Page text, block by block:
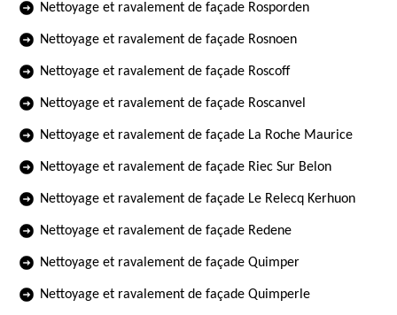
Nettoyage et ravalement de façade Rosporden
Nettoyage et ravalement de façade Rosnoen
Nettoyage et ravalement de façade Roscoff
Nettoyage et ravalement de façade Roscanvel
Nettoyage et ravalement de façade La Roche Maurice
Nettoyage et ravalement de façade Riec Sur Belon
Nettoyage et ravalement de façade Le Relecq Kerhuon
Nettoyage et ravalement de façade Redene
Nettoyage et ravalement de façade Quimper
Nettoyage et ravalement de façade Quimperle